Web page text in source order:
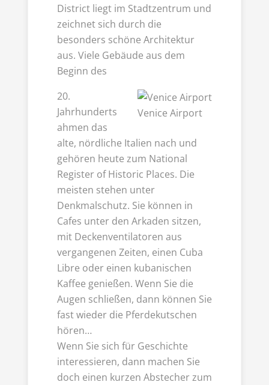
District liegt im Stadtzentrum und
zeichnet sich durch die
besonders schöne Architektur
aus. Viele Gebäude aus dem
Beginn des
Venice Airport
20.
Jahrhunderts
ahmen das
alte, nördliche Italien nach und
gehören heute zum National
Register of Historic Places. Die
meisten stehen unter
Denkmalschutz. Sie können in
Cafes unter den Arkaden sitzen,
mit Deckenventilatoren aus
vergangenen Zeiten, einen Cuba
Libre oder einen kubanischen
Kaffee genießen. Wenn Sie die
Augen schließen, dann können Sie
fast wieder die Pferdekutschen
hören…
Wenn Sie sich für Geschichte
interessieren, dann machen Sie
doch einen kurzen Abstecher zum